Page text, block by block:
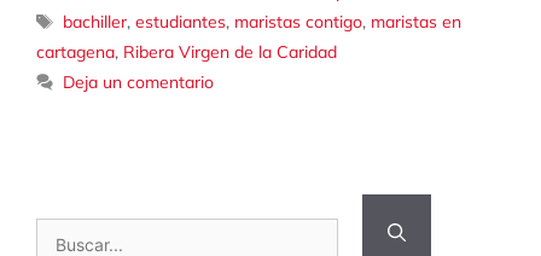
Etiquetas
bachiller,estudiantes, maristas contigo, maristas en
cartagena, Ribera Virgen de la Caridad
Deja un comentario